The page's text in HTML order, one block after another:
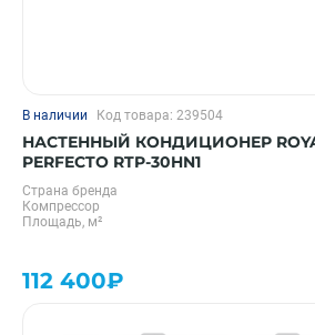
В наличии Код товара: 239504
НАСТЕННЫЙ КОНДИЦИОНЕР
PERFECTO RTP-30HN1
Страна бренда
Компрессор
Площадь, м²
112 400₽